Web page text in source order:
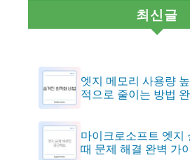
최신글
엣지 메모리 사용량
적으로 줄이는 방법
마이크로소프트 엣지
때 문제 해결 완벽 가